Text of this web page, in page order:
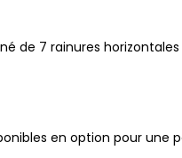
de 7 rainures
en option pour une